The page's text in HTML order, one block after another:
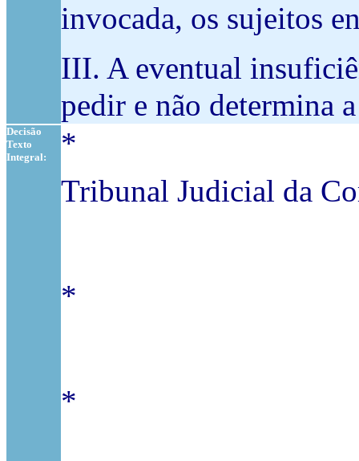
invocada, os sujeitos
III. A eventual
pedir e não determina
Decisão
Texto
Integral:
*
Tribunal Judicial da
*
*